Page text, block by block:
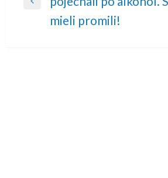
wpisu
Previous
mieli promili!